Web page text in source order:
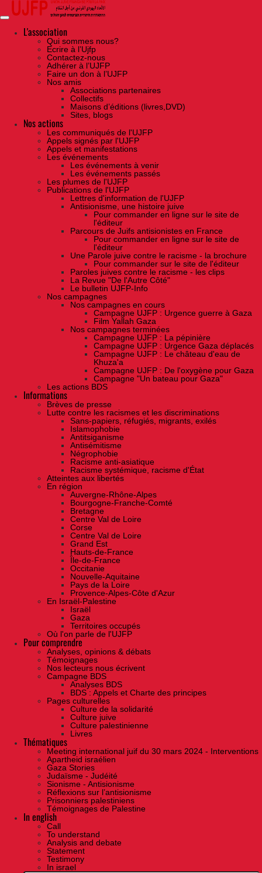
Skip
the
contentL'association
Qui sommes nous?
Ecrire à l’Ujfp
Contactez-nous
Adhérer à l’UJFP
Faire un don à l’UJFP
Nos amis
Associations partenaires
Collectifs
Maisons d’éditions (livres,DVD)
Sites, blogs
Nos actions
Les communiqués de l'UJFP
Appels signés par l'UJFP
Appels et manifestations
Les événements
Les événements à venir
Les événements passés
Les plumes de l'UJFP
Publications de l'UJFP
Lettres d'information de l'UJFP
Antisionisme, une histoire juive
Pour commander en ligne sur le site de
l'éditeur
Parcours de Juifs antisionistes en France
Pour commander en ligne sur le site de
l'éditeur
Une Parole juive contre le racisme - la brochure
Pour commander sur le site de l'éditeur
Paroles juives contre le racisme - les clips
La Revue "De l'Autre Côté"
Le bulletin UJFP-Info
Nos campagnes
Nos campagnes en cours
Campagne UJFP : Urgence guerre à Gaza
Film Yallah Gaza
Nos campagnes terminées
Campagne UJFP : La pépinière
Campagne UJFP : Urgence Gaza déplacés
Campagne UJFP : Le château d'eau de
Khuza'a
Campagne UJFP : De l'oxygène pour Gaza
Campagne "Un bateau pour Gaza"
Les actions BDS
Informations
Brèves de presse
Lutte contre les racismes et les discriminations
Sans-papiers, réfugiés, migrants, exilés
Islamophobie
Antitsiganisme
Antisémitisme
Négrophobie
Racisme anti-asiatique
Racisme systémique, racisme d'État
Atteintes aux libertés
En région
Auvergne-Rhône-Alpes
Bourgogne-Franche-Comté
Bretagne
Centre Val de Loire
Corse
Centre Val de Loire
Grand Est
Hauts-de-France
Île-de-France
Occitanie
Nouvelle-Aquitaine
Pays de la Loire
Provence-Alpes-Côte d'Azur
En Israël-Palestine
Israël
Gaza
Territoires occupés
Où l'on parle de l'UJFP
Pour comprendre
Analyses, opinions & débats
Témoignages
Nos lecteurs nous écrivent
Campagne BDS
Analyses BDS
BDS : Appels et Charte des principes
Pages culturelles
Culture de la solidarité
Culture juive
Culture palestinienne
Livres
Thématiques
Meeting international juif du 30 mars 2024 - Interventions
Apartheid israélien
Gaza Stories
Judaïsme - Judéité
Sionisme - Antisionisme
Réflexions sur l’antisionisme
Prisonniers palestiniens
Témoignages de Palestine
In english
Call
To understand
Analysis and debate
Statement
Testimony
In israel